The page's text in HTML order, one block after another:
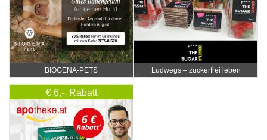
BIOGENA-PETS Ludwegs – zuckerfrei leben
€ 6,- Rabatt